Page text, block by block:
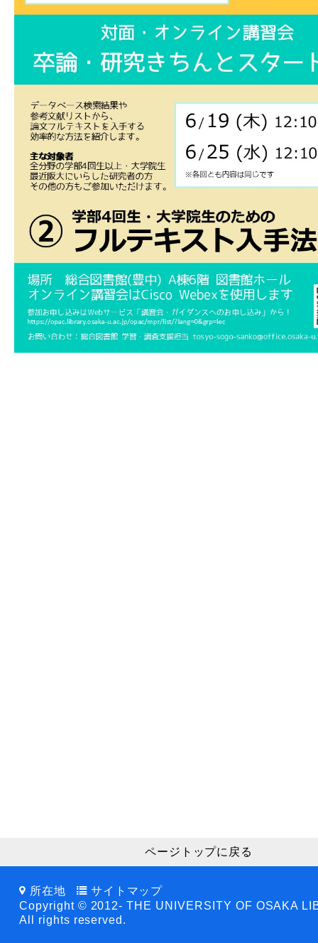
ページトップに戻る
所在地
サイトマップ
Copyright © 2012- THE UNIVERSITY OF OSAKA
All rights reserved.